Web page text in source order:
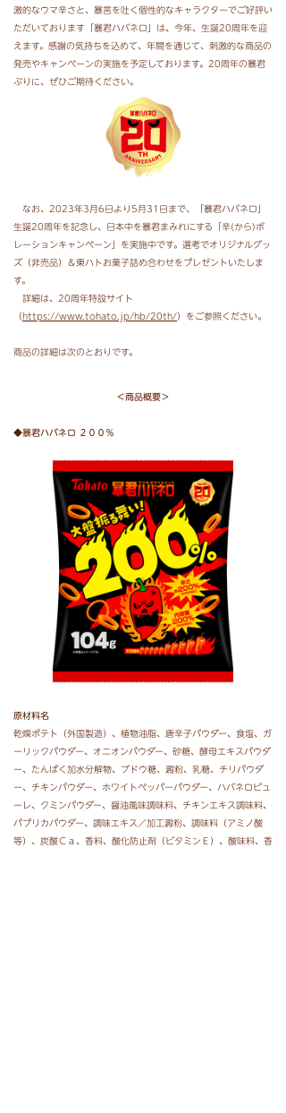
激的なウマ辛さと、暴言を吐く個性的なキャラクターでご好評い
ただいております「暴君ハバネロ」は、今年、生誕20周年を迎
えます。感謝の気持ちを込めて、年間を通じて、刺激的な商品の
発売やキャンペーンの実施を予定しております。20周年の暴君
ぶりに、ぜひご期待ください。
なお、2023年3月6日より5月31日まで、「暴君ハバネロ」
生誕20周年を記念し、日本中を暴君まみれにする「辛(から)ボ
レーションキャンペーン」を実施中です。選考でオリジナルグッ
ズ（非売品）＆東ハトお菓子詰め合わせをプレゼントいたしま
す。
詳細は、20周年特設サイト
（https://www.tohato.jp/hb/20th/）をご参照ください。
商品の詳細は次のとおりです。
＜商品概要＞
◆暴君ハバネロ ２００％
原材料名
乾燥ポテト（外国製造）、植物油脂、唐辛子パウダー、食塩、ガ
ーリックパウダー、オニオンパウダー、砂糖、酵母エキスパウダ
ー、たんぱく加水分解物、ブドウ糖、澱粉、乳糖、チリパウダ
ー、チキンパウダー、ホワイトペッパーパウダー、ハバネロピュ
ーレ、クミンパウダー、醤油風味調味料、チキンエキス調味料、
パプリカパウダー、調味エキス／加工澱粉、調味料（アミノ酸
等）、炭酸Ｃａ、香料、酸化防止剤（ビタミンＥ）、酸味料、香